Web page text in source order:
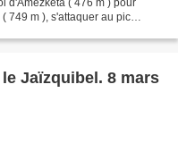
d'Amezketa ( 476 m ) pour
749 m ), s'attaquer au pic
Jaïzquibel. 8 mars